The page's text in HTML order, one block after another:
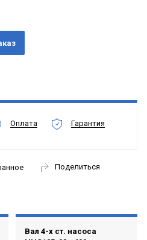
Оплата Гарантия
Поделиться
Вал 4-х ст. насоса